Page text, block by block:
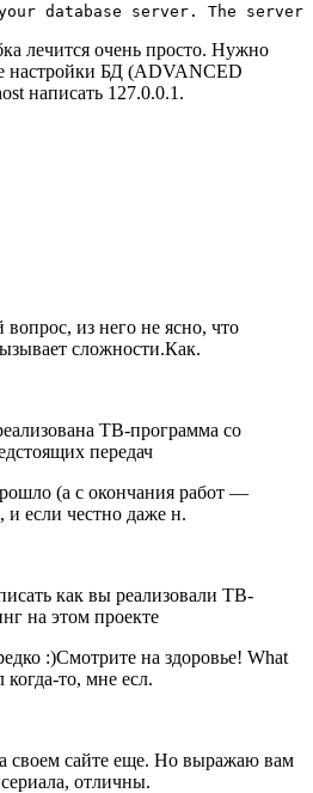
database server. The
лечится очень просто. Нужно
настройки БД (ADVANCED
написать 127.0.0.1.
из него не ясно, что
сложности.Как.
ТВ-программа со
передач
(а с окончания работ —
если честно даже н.
как вы реализовали ТВ-
на этом проекте
:)Смотрите на здоровье! What
то, мне есл.
своем сайте еще. Но выражаю вам
отличны.